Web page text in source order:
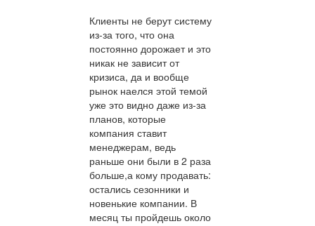
Клиенты не берут систему
из-за того, что она
постоянно дорожает и это
никак не зависит от
кризиса, да и вообще
рынок наелся этой темой
уже это видно даже из-за
планов, которые
компания ставит
менеджерам, ведь
раньше они были в 2 раза
больше,а кому продавать:
остались сезонники и
новенькие компании. В
месяц ты пройдешь около